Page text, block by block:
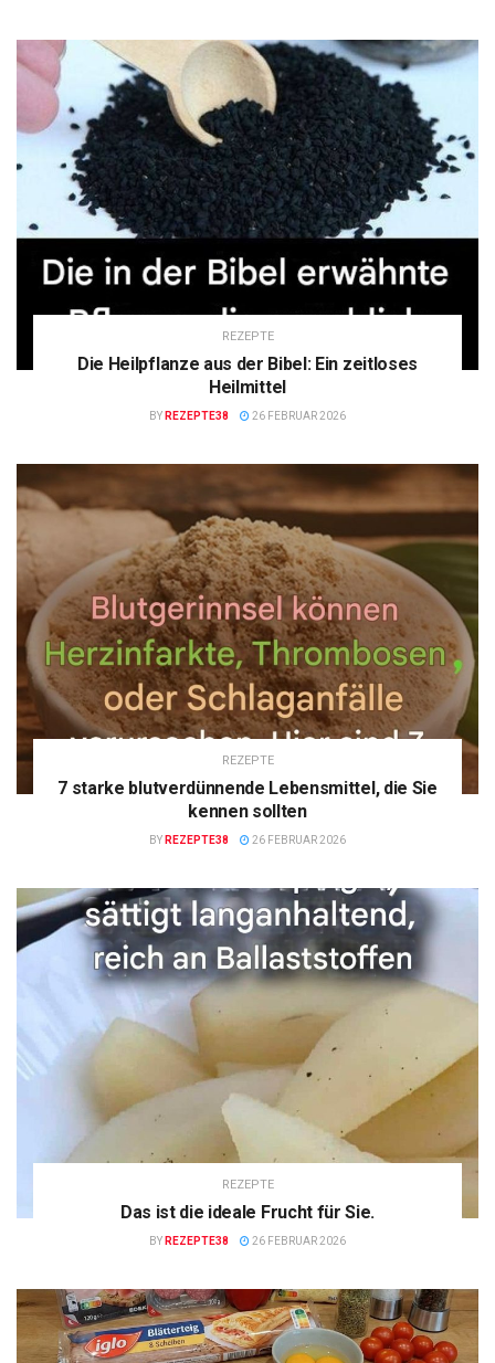
REZEPTE
Die Heilpflanze aus der Bibel: Ein zeitloses
Heilmittel
BY REZEPTE38 26 FEBRUAR 2026
REZEPTE
7 starke blutverdünnende Lebensmittel, die Sie
kennen sollten
BY REZEPTE38 26 FEBRUAR 2026
REZEPTE
Das ist die ideale Frucht für Sie.
BY REZEPTE38 26 FEBRUAR 2026